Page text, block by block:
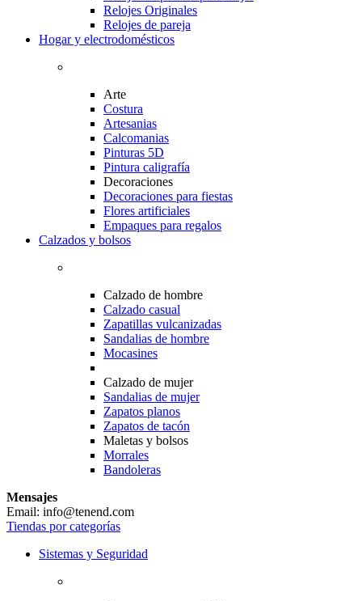
Relojes Originales
Relojes de pareja
Hogar y electrodomésticos
Arte
Costura
Artesanias
Calcomanias
Pinturas 5D
Pintura caligrafía
Decoraciones
Decoraciones para fiestas
Flores artificiales
Empaques para regalos
Calzados y bolsos
Calzado de hombre
Calzado casual
Zapatillas vulcanizadas
Sandalias de hombre
Mocasines
Calzado de mujer
Sandalias de mujer
Zapatos planos
Zapatos de tacón
Maletas y bolsos
Morrales
Bandoleras
Mensajes
Email: info@tenend.com
Tiendas por categorías
Sistemas y Seguridad